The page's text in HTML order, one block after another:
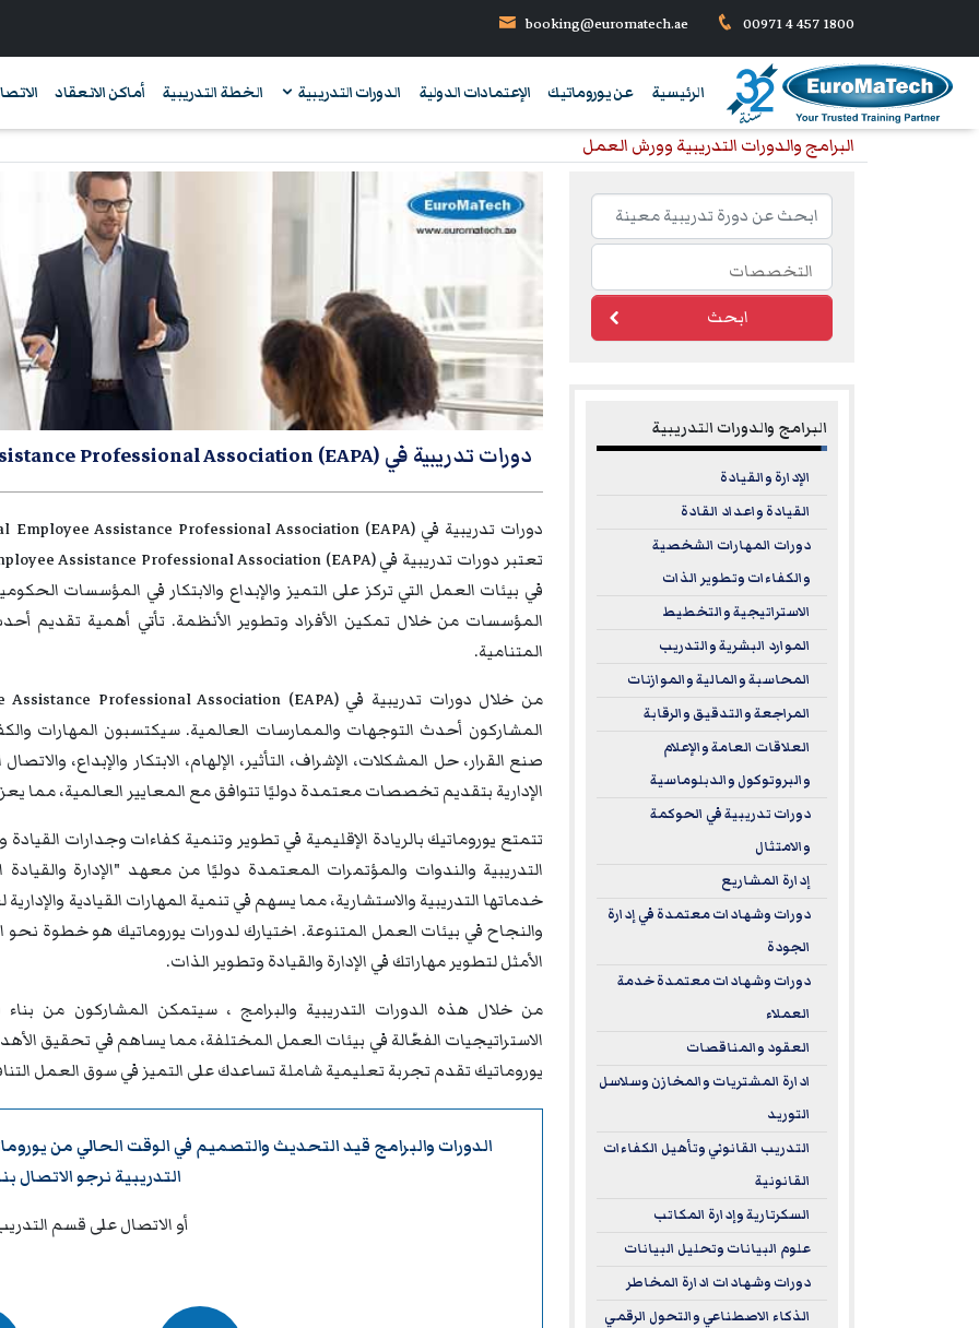
00971 4 457 1800
booking@euromatech.ae
الرئيسية عن يوروماتيك الإعتمادات الدولية الدورات التدريبية الخطة التدريبية أماكن الانعقاد
البرامج والدورات التدريبية وورش العمل
دورات تدريبية في International Employee Assistance Professional Association (EAPA)
في بيئات العمل التي تركز على التميز والإبداع والابتكار في المؤسسات
المؤسسات من خلال تمكين الأفراد وتطوير الأنظمة. تأتي أهمية تقديم أحدث
المتنامية.
المشاركون أحدث التوجهات والممارسات العالمية. سيكتسبون المهارات
صنع القرار، حل المشكلات، الإشراف، التأثير، الإلهام، الابتكار والإبداع،
الإدارية بتقديم تخصصات معتمدة دوليًا تتوافق مع المعايير العالمية، مما
تتمتع يوروماتيك بالريادة الإقليمية في تطوير وتنمية كفاءات وجدارات
خدماتها التدريبية والاستشارية، مما يسهم في تنمية المهارات القيادية
والنجاح في بيئات العمل المتنوعة. اختيارك لدورات يوروماتيك هو خطوة نحو
الأمثل لتطوير مهاراتك في الإدارة والقيادة وتطوير الذات.
من خلال هذه الدورات التدريبية والبرامج ، سيتمكن المشاركون من
الاستراتيجيات الفعّالة في بيئات العمل المختلفة، مما يساهم في تحقيق
يوروماتيك تقدم تجربة تعليمية شاملة تساعدك على التميز في سوق العمل
الدورات والبرامج قيد التحديث والتصميم في الوقت الحالي من
التدريبية نرجوالاتصال
أو الاتصال على قسم
ابحث
البرامج والدورات التدريبية
الإدارة والقيادة
القيادة واعداد القادة
دورات المهارات الشخصية
والكفاءات وتطوير الذات
الاستراتيجية والتخطيط
الموارد البشرية والتدريب
المحاسبة والمالية والموازنات
المراجعة والتدقيق والرقابة
العلاقات العامة والإعلام
والبروتوكول والدبلوماسية
دورات تدريبية في الحوكمة
والامتثال
إدارة المشاريع
دورات وشهادات معتمدة في إدارة
الجودة
دورات وشهادات معتمدة خدمة
العملاء
العقود والمناقصات
ادارة المشتريات والمخازن وسلاسل
التوريد
التدريب القانوني وتأهيل الكفاءات
القانونية
السكرتارية وإدارة المكاتب
علوم البيانات وتحليل البيانات
دورات وشهادات ادارة المخاطر
الذكاء الاصطناعي والتحول الرقمي